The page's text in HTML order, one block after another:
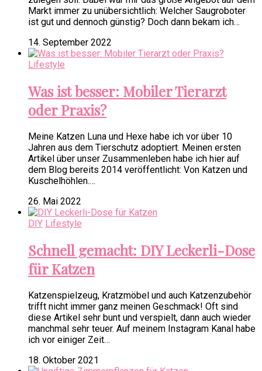
Markt immer zu unübersichtlich: Welcher Saugroboter
ist gut und dennoch günstig? Doch dann bekam ich…
14. September 2022
Lifestyle
Was ist besser: Mobiler Tierarzt
oder Praxis?
Meine Katzen Luna und Hexe habe ich vor über 10
Jahren aus dem Tierschutz adoptiert. Meinen ersten
Artikel über unser Zusammenleben habe ich hier auf
dem Blog bereits 2014 veröffentlicht: Von Katzen und
Kuschelhöhlen.…
26. Mai 2022
DIY Lifestyle
Schnell gemacht: DIY Leckerli-Dose
für Katzen
Katzenspielzeug, Kratzmöbel und auch Katzenzubehör
trifft nicht immer ganz meinen Geschmack! Oft sind
diese Artikel sehr bunt und verspielt, dann auch wieder
manchmal sehr teuer. Auf meinem Instagram Kanal habe
ich vor einiger Zeit…
18. Oktober 2021